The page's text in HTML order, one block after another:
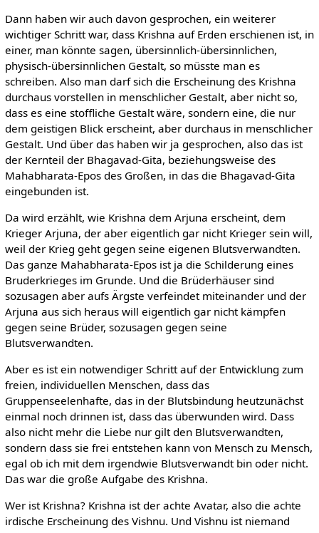
Dann haben wir auch davon gesprochen, ein weiterer
wichtiger Schritt war, dass Krishna auf Erden erschienen ist, in
einer, man könnte sagen, übersinnlich-übersinnlichen,
physisch-übersinnlichen Gestalt, so müsste man es
schreiben. Also man darf sich die Erscheinung des Krishna
durchaus vorstellen in menschlicher Gestalt, aber nicht so,
dass es eine stoffliche Gestalt wäre, sondern eine, die nur
dem geistigen Blick erscheint, aber durchaus in menschlicher
Gestalt. Und über das haben wir ja gesprochen, also das ist
der Kernteil der Bhagavad-Gita, beziehungsweise des
Mahabharata-Epos des Großen, in das die Bhagavad-Gita
eingebunden ist.
Da wird erzählt, wie Krishna dem Arjuna erscheint, dem
Krieger Arjuna, der aber eigentlich gar nicht Krieger sein will,
weil der Krieg geht gegen seine eigenen Blutsverwandten.
Das ganze Mahabharata-Epos ist ja die Schilderung eines
Bruderkrieges im Grunde. Und die Brüderhäuser sind
sozusagen aber aufs Ärgste verfeindet miteinander und der
Arjuna aus sich heraus will eigentlich gar nicht kämpfen
gegen seine Brüder, sozusagen gegen seine
Blutsverwandten.
Aber es ist ein notwendiger Schritt auf der Entwicklung zum
freien, individuellen Menschen, dass das
Gruppenseelenhafte, das in der Blutsbindung heutzunächst
einmal noch drinnen ist, dass das überwunden wird. Dass
also nicht mehr die Liebe nur gilt den Blutsverwandten,
sondern dass sie frei entstehen kann von Mensch zu Mensch,
egal ob ich mit dem irgendwie Blutsverwandt bin oder nicht.
Das war die große Aufgabe des Krishna.
Wer ist Krishna? Krishna ist der achte Avatar, also die achte
irdische Erscheinung des Vishnu. Und Vishnu ist niemand